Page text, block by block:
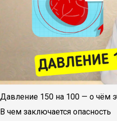
Давление 150 на 100 — о чём
В чем заключается опасность